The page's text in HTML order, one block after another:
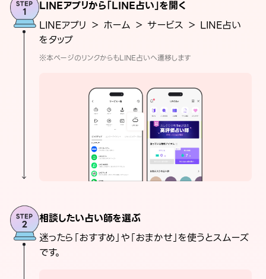
LINEアプリから「LINE占い」を開く
LINEアプリ ＞ ホーム ＞ サービス ＞ LINE占い
をタップ
※本ページのリンクからもLINE占いへ遷移します
相談したい占い師を選ぶ
迷ったら「おすすめ」や「おまかせ」を使うとスムーズ
です。